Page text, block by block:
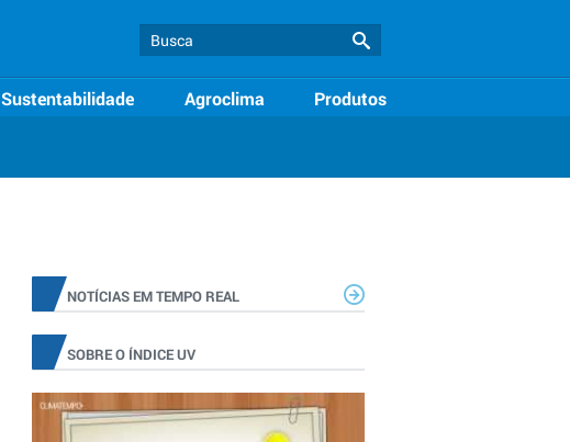
Sustentabilidade Agroclima Produtos
NOTÍCIAS EM TEMPO REAL
SOBRE O ÍNDICE UV